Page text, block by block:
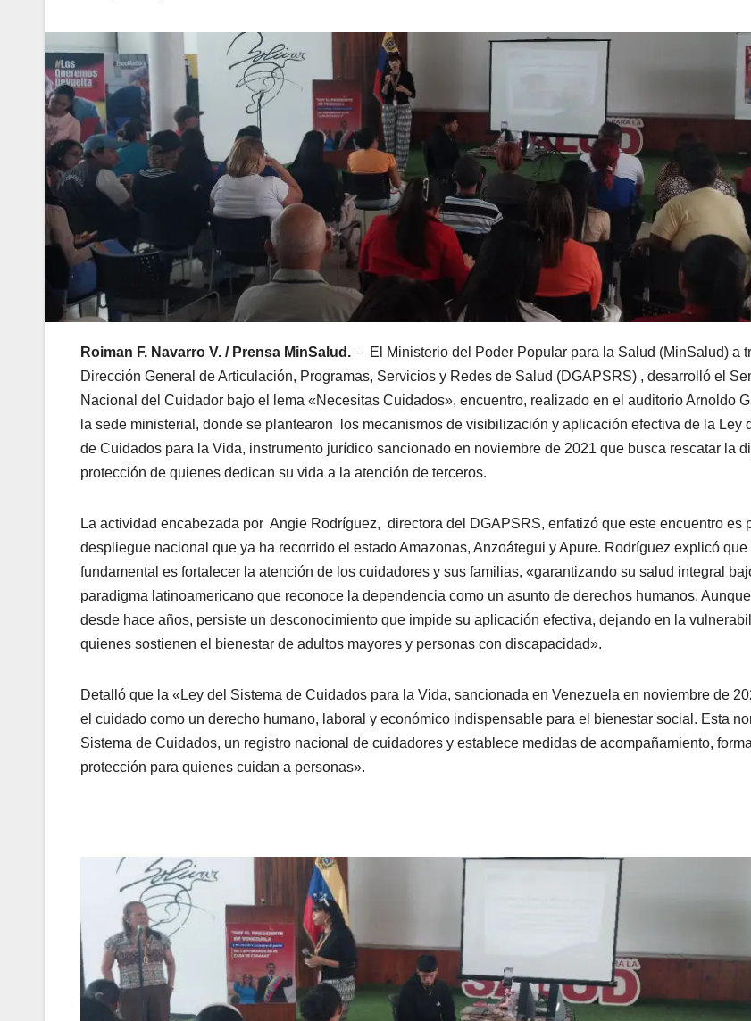
Roiman F. Navarro V. / Prensa MinSalud. – El Ministerio del Poder Popular para la Salud (MinSalud) a
Dirección General de Articulación, Programas, Servicios y Redes de Salud (DGAPSRS) , desarrolló el
Nacional del Cuidador bajo el lema «Necesitas Cuidados», encuentro, realizado en el auditorio Arnoldo
la sede ministerial, donde se plantearon los mecanismos de visibilización y aplicación efectiva de la Ley
de Cuidados para la Vida, instrumento jurídico sancionado en noviembre de 2021 que busca rescatar la
protección de quienes dedican su vida a la atención de terceros.
La actividad encabezada por Angie Rodríguez, directora del DGAPSRS, enfatizó que este encuentro es
despliegue nacional que ya ha recorrido el estado Amazonas, Anzoátegui y Apure. Rodríguez explicó
fundamental es fortalecer la atención de los cuidadores y sus familias, «garantizando su salud integral
paradigma latinoamericano que reconoce la dependencia como un asunto de derechos humanos.
desde hace años, persiste un desconocimiento que impide su aplicación efectiva, dejando en la
quienes sostienen el bienestar de adultos mayores y personas con discapacidad».
Detalló que la «Ley del Sistema de Cuidados para la Vida, sancionada en Venezuela en noviembre de
el cuidado como un derecho humano, laboral y económico indispensable para el bienestar social. Esta
Sistema de Cuidados, un registro nacional de cuidadores y establece medidas de acompañamiento,
protección para quienes cuidan a personas».